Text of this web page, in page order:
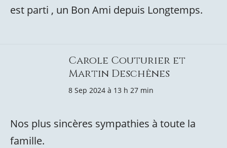
est parti , un Bon Ami depuis Longtemps.
Carole Couturier et
Martin Deschênes
8 Sep 2024 à 13 h 27 min
Nos plus sincères sympathies à toute la
famille.